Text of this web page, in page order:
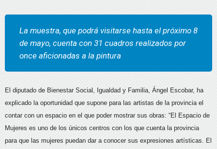
La muestra, que podrá visitarse hasta el próximo 8
de mayo, cuenta con 31 cuadros realizados por
once aficionadas a la pintura
El diputado de Bienestar Social, Igualdad y Familia, Ángel Escobar, ha
explicado la oportunidad que supone para las artistas de la provincia el
contar con un espacio en el que poder mostrar sus obras: “El Espacio de
Mujeres es uno de los únicos centros con los que cuenta la provincia
para que las mujeres puedan dar a conocer sus expresiones artísticas. El